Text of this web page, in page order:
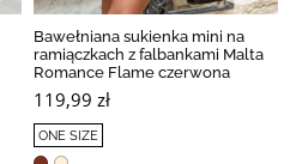
Bawełniana sukienka mini na
ramiączkach z falbankami Malta
Romance Flame czerwona
119,99 zł
ONE SIZE